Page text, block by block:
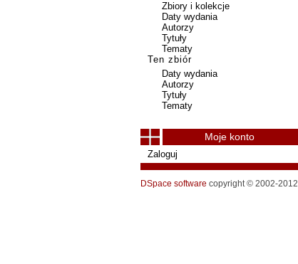
Zbiory i kolekcje
Daty wydania
Autorzy
Tytuły
Tematy
Ten zbiór
Daty wydania
Autorzy
Tytuły
Tematy
Moje konto
Zaloguj
DSpace software copyright © 2002-2012